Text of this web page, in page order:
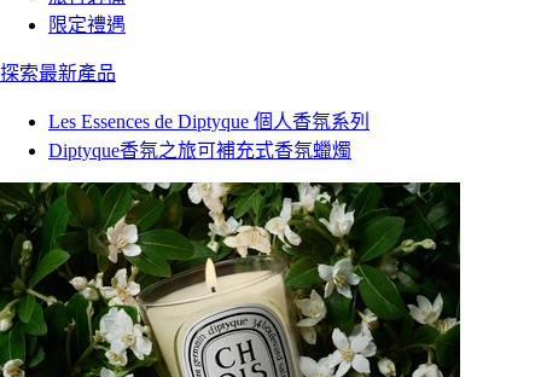
限定禮遇
探索最新產品
Les Essences de Diptyque 個人香氛系列
Diptyque香氛之旅可補充式香氛蠟燭